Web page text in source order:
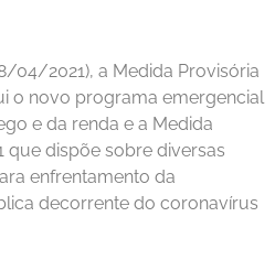
04/2021), a Medida Provisória
o novo programa emergencial
e da renda e a Medida
que dispõe sobre diversas
enfrentamento da
decorrente do coronavírus